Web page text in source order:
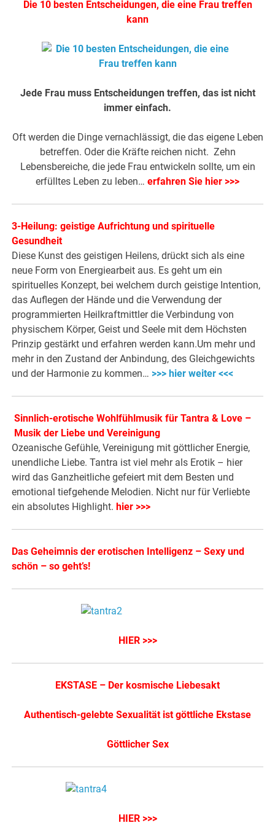
Die 10 besten Entscheidungen, die eine Frau treffen
kann
Jede Frau muss Entscheidungen treffen, das ist nicht
immer einfach.
Oft werden die Dinge vernachlässigt, die das eigene Leben
betreffen. Oder die Kräfte reichen nicht. Zehn
Lebensbereiche, die jede Frau entwickeln sollte, um ein
erfülltes Leben zu leben… erfahren Sie hier >>>
3-Heilung: geistige Aufrichtung und spirituelle
Gesundheit
Diese Kunst des geistigen Heilens, drückt sich als eine
neue Form von Energiearbeit aus. Es geht um ein
spirituelles Konzept, bei welchem durch geistige Intention,
das Auflegen der Hände und die Verwendung der
programmierten Heilkraftmittler die Verbindung von
physischem Körper, Geist und Seele mit dem Höchsten
Prinzip gestärkt und erfahren werden kann.Um mehr und
mehr in den Zustand der Anbindung, des Gleichgewichts
und der Harmonie zu kommen… >>> hier weiter <<<
Sinnlich-erotische Wohlfühlmusik für Tantra & Love –
Musik der Liebe und Vereinigung
Ozeanische Gefühle, Vereinigung mit göttlicher Energie,
unendliche Liebe. Tantra ist viel mehr als Erotik – hier
wird das Ganzheitliche gefeiert mit dem Besten und
emotional tiefgehende Melodien. Nicht nur für Verliebte
ein absolutes Highlight. hier >>>
Das Geheimnis der erotischen Intelligenz – Sexy und
schön – so geht’s!
HIER >>>
EKSTASE – Der kosmische Liebesakt
Authentisch-gelebte Sexualität ist göttliche Ekstase
Göttlicher Sex
HIER >>>